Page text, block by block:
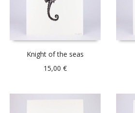
Knight of the seas
15,00 €